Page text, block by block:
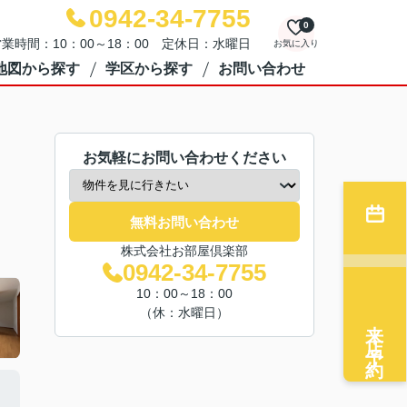
0942-34-7755
時間：10：00～18：00 定休日：水曜日 お気に入り
0
図から探す 学区から探す お問い合わせ
お気軽にお問い合わせください
無料お問い合わせ
株式会社お部屋倶楽部
0942-34-7755
10：00～18：00
（休：水曜日）
来店予約